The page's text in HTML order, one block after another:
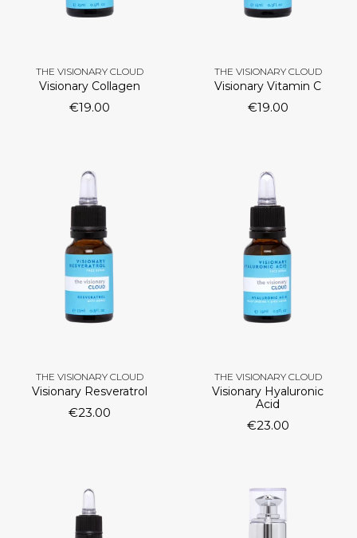
THE VISIONARY CLOUD
Visionary Collagen
€19.00
THE VISIONARY CLOUD
Visionary Vitamin C
€19.00
THE VISIONARY CLOUD
Visionary Resveratrol
€23.00
THE VISIONARY CLOUD
Visionary Hyaluronic
Acid
€23.00